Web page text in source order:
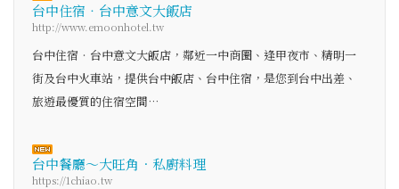
台中住宿‧台中意文大飯店
http://www.emoonhotel.tw
台中住宿‧台中意文大飯店，鄰近一中商圈、逢甲夜市、精明一
街及台中火車站，提供台中飯店、台中住宿，是您到台中出差、
旅遊最優質的住宿空間…
台中餐廳～大旺角．私廚料理
https://1chiao.tw